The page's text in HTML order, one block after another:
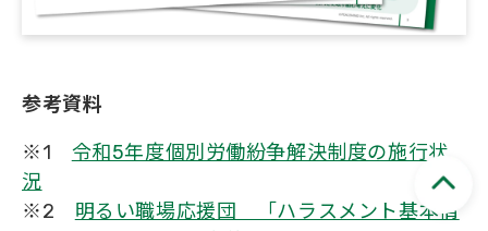
参考資料
※1 令和5年度個別労働紛争解決制度の施行状
況
※2 明るい職場応援団 「ハラスメント基本情